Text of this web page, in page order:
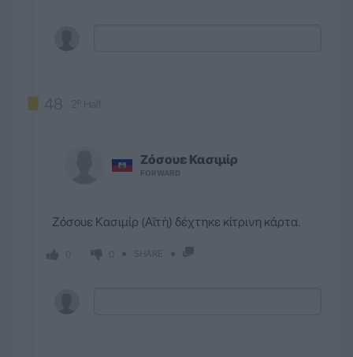
48 2º Half
Ζόσουε Κασιμίρ
FORWARD
Ζόσουε Κασιμίρ (Αϊτή) δέχτηκε κίτρινη κάρτα.
SHARE